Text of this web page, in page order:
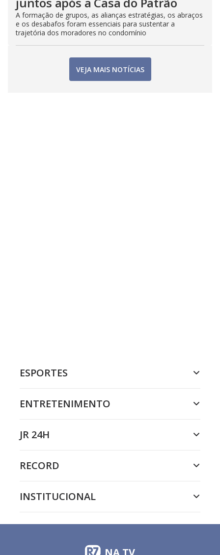
A formação de grupos, as alianças estratégias, os abraços
e os desabafos foram essenciais para sustentar a
trajetória dos moradores no condomínio
VEJA MAIS NOTÍCIAS
ESPORTES
ENTRETENIMENTO
JR 24H
RECORD
INSTITUCIONAL
NA TV